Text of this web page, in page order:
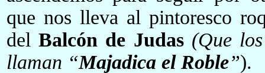
que nos lleva al pintoresco
delBalcón de Judas (Que
llaman “Majadica el Roble”).